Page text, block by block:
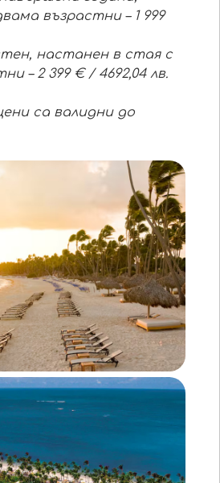
възрастни – 1 999
настанен в стая с
– 2 399 € / 4692,04 лв.
са валидни до